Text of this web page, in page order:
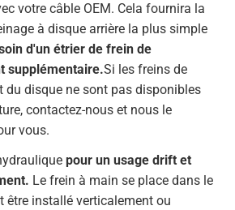
votre câble OEM. Cela fournira la
à disque arrière la plus simple
d'un étrier de frein de
supplémentaire.Si les freins de
du disque ne sont pas disponibles
contactez-nous et nous le
vous.
pour un usage drift et
Le frein à main se place dans le
être installé verticalement ou